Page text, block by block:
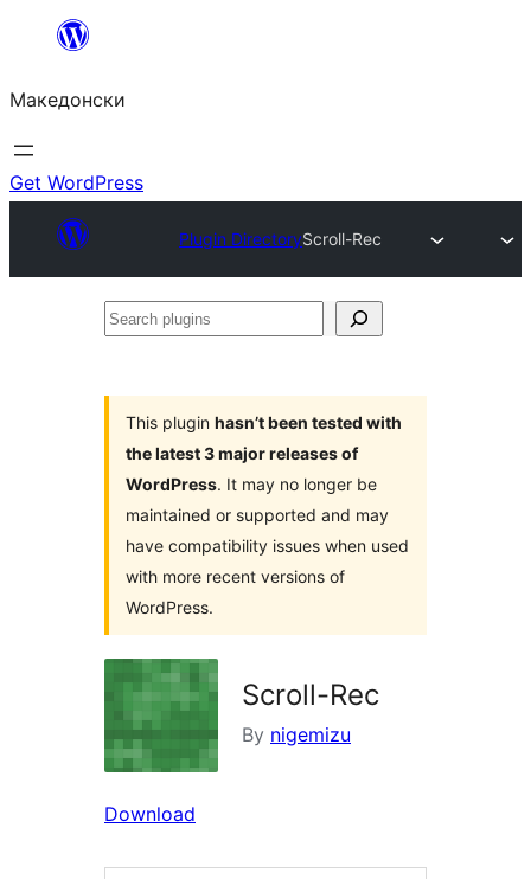
содржината
Македонски
Get WordPress
Plugin DirectoryScroll-Rec
Search
This plugin hasn’t been tested with
the latest 3 major releases of
WordPress. It may no longer be
maintained or supported and may
have compatibility issues when used
with more recent versions of
WordPress.
Scroll-Rec
By nigemizu
Download